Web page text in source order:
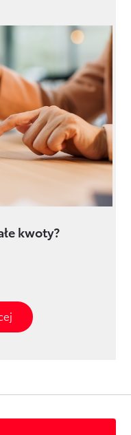
kwoty?